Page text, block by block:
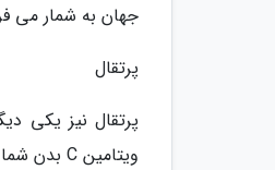
جهان به شمار می
پرتقال
پرتقال نیز یکی
ویتامین C بدن شما را تا حد قابل توجهی افزایش می دهد. یک پرتقال معمولا 12 گرم قند و 70 کالری دارد.